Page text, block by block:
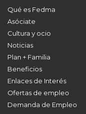
Qué es Fedma
Asóciate
Cultura y ocio
Noticias
Plan + Familia
Beneficios
Enlaces de Interés
Ofertas de empleo
Demanda de Empleo